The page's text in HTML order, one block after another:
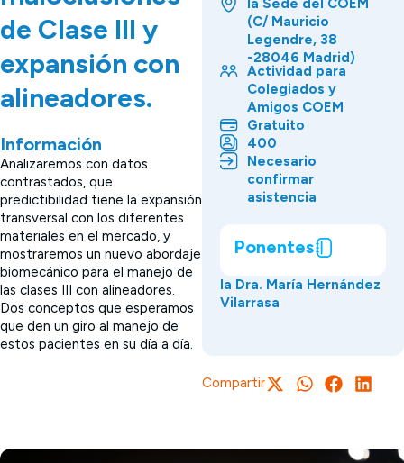
de Clase III y
expansión con
alineadores.
Información
Analizaremos con datos
contrastados, que
predictibilidad tiene la expansión
transversal con los diferentes
materiales en el mercado, y
mostraremos un nuevo abordaje
biomecánico para el manejo de
las clases III con alineadores.
Dos conceptos que esperamos
que den un giro al manejo de
estos pacientes en su día a día.
la Sede del COEM
(C/ Mauricio
Legendre, 38
-28046 Madrid)
Actividad para
Colegiados y
Amigos COEM
Gratuito
400
Necesario
confirmar
asistencia
Ponentes
la Dra. María Hernández
Vilarrasa
Compartir